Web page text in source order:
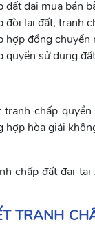
đất đai mua bán
đòi lại đất, tranh
hợp đồng
quyền sử dụng
chấp
hợp hòa giải
chấp đất đai
TRANH